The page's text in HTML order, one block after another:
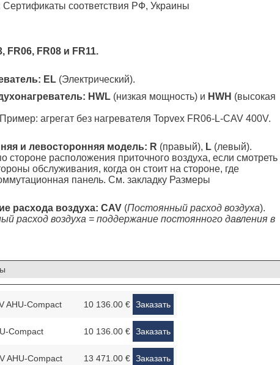
Сертификаты соответствия РФ, Украины
FR06, FR08 и FR11.
EL(Электрический).
HWL(низкая мощность) и HWH (высокая
агрегат без нагревателя Topvex FR06-L-CAV 400V.
и левосторонняя модель: R (правый), L(левый).
стороне расположения приточного воздуха, если смотреть
обслуживания, когда он стоит на стороне, где
панель. См. закладку Размеры
расхода воздуха: CAV(Постоянный расход воздуха).
расход воздуха = поддержание постоянного давления в
AHU-Compact 10 136.00 € Заказать
Compact 10 136.00 € Заказать
AHU-Compact 13 471.00 € Заказать